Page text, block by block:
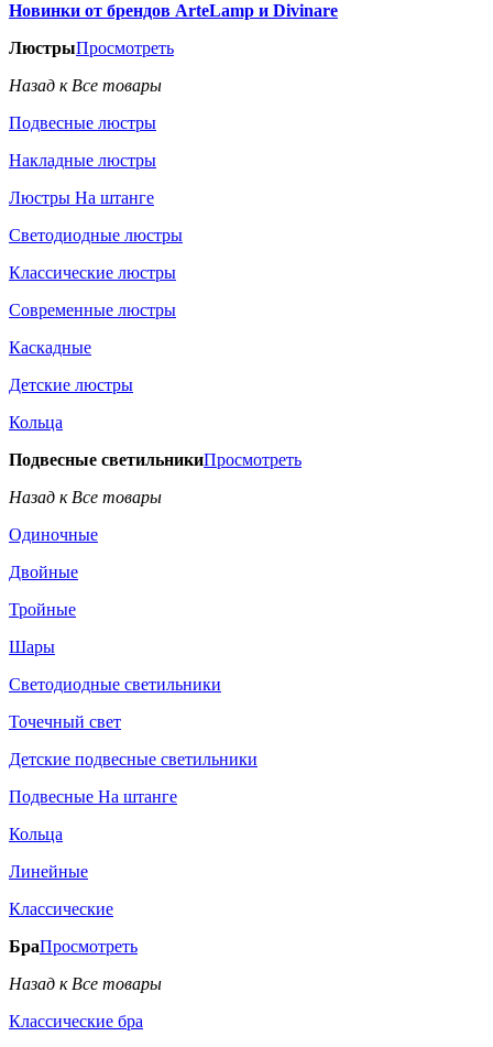
Новинки от брендов ArteLamp и Divinare
ЛюстрыПросмотреть
Назад к Все товары
Подвесные люстры
Накладные люстры
Люстры На штанге
Светодиодные люстры
Классические люстры
Современные люстры
Каскадные
Детские люстры
Кольца
Подвесные светильникиПросмотреть
Назад к Все товары
Одиночные
Двойные
Тройные
Шары
Светодиодные светильники
Точечный свет
Детские подвесные светильники
Подвесные На штанге
Кольца
Линейные
Классические
БраПросмотреть
Назад к Все товары
Классические бра